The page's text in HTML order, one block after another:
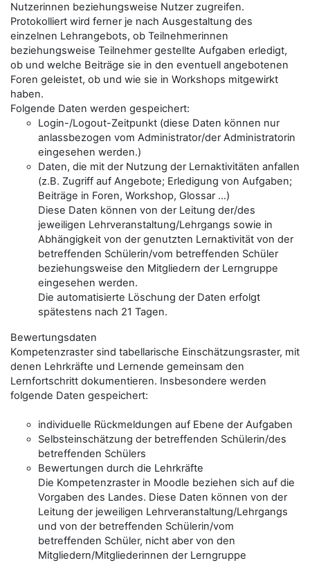
Nutzerinnen beziehungsweise Nutzer zugreifen.
Protokolliert wird ferner je nach Ausgestaltung des
einzelnen Lehrangebots, ob Teilnehmerinnen
beziehungsweise Teilnehmer gestellte Aufgaben erledigt,
ob und welche Beiträge sie in den eventuell angebotenen
Foren geleistet, ob und wie sie in Workshops mitgewirkt
haben.
Folgende Daten werden gespeichert:
Login-/Logout-Zeitpunkt (diese Daten können nur
anlassbezogen vom Administrator/der Administratorin
eingesehen werden.)
Daten, die mit der Nutzung der Lernaktivitäten anfallen
(z.B. Zugriff auf Angebote; Erledigung von Aufgaben;
Beiträge in Foren, Workshop, Glossar …)
Diese Daten können von der Leitung der/des
jeweiligen Lehrveranstaltung/Lehrgangs sowie in
Abhängigkeit von der genutzten Lernaktivität von der
betreffenden Schülerin/vom betreffenden Schüler
beziehungsweise den Mitgliedern der Lerngruppe
eingesehen werden.
Die automatisierte Löschung der Daten erfolgt
spätestens nach 21 Tagen.
Bewertungsdaten
Kompetenzraster sind tabellarische Einschätzungsraster, mit
denen Lehrkräfte und Lernende gemeinsam den
Lernfortschritt dokumentieren. Insbesondere werden
folgende Daten gespeichert:
individuelle Rückmeldungen auf Ebene der Aufgaben
Selbsteinschätzung der betreffenden Schülerin/des
betreffenden Schülers
Bewertungen durch die Lehrkräfte
Die Kompetenzraster in Moodle beziehen sich auf die
Vorgaben des Landes. Diese Daten können von der
Leitung der jeweiligen Lehrveranstaltung/Lehrgangs
und von der betreffenden Schülerin/vom
betreffenden Schüler, nicht aber von den
Mitgliedern/Mitgliederinnen der Lerngruppe